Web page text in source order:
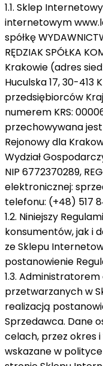
1.1. Sklep
internetowym
spółkę
RĘDZIAK SPÓŁKA
Krakowie (adres
Huculska 17, 30-
przedsiębiorców
numerem KRS:
przechowywana
Rejonowy dla
Wydział
NIP 6772370289,
elektronicznej:
telefonu: (+48) 517
1.2. Niniejszy
konsumentów, jak i
ze Sklepu
postanowienie
1.3.
przetwarzanych w
realizacją
Sprzedawca. Dane
celach, przez okres
wskazane w